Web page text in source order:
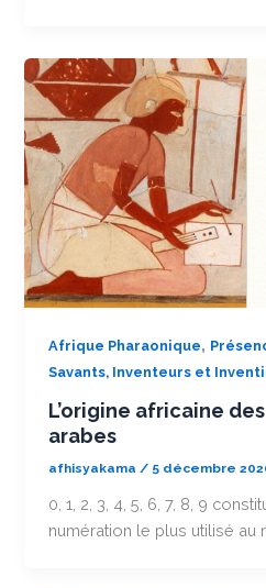
Afrique Pharaonique,
Savants, Inventeurs et
L’origine africaine
arabes
afhisyakama/ 5 décembre
0, 1, 2, 3, 4, 5, 6, 7, 8, 9
numération le plus utilisé au